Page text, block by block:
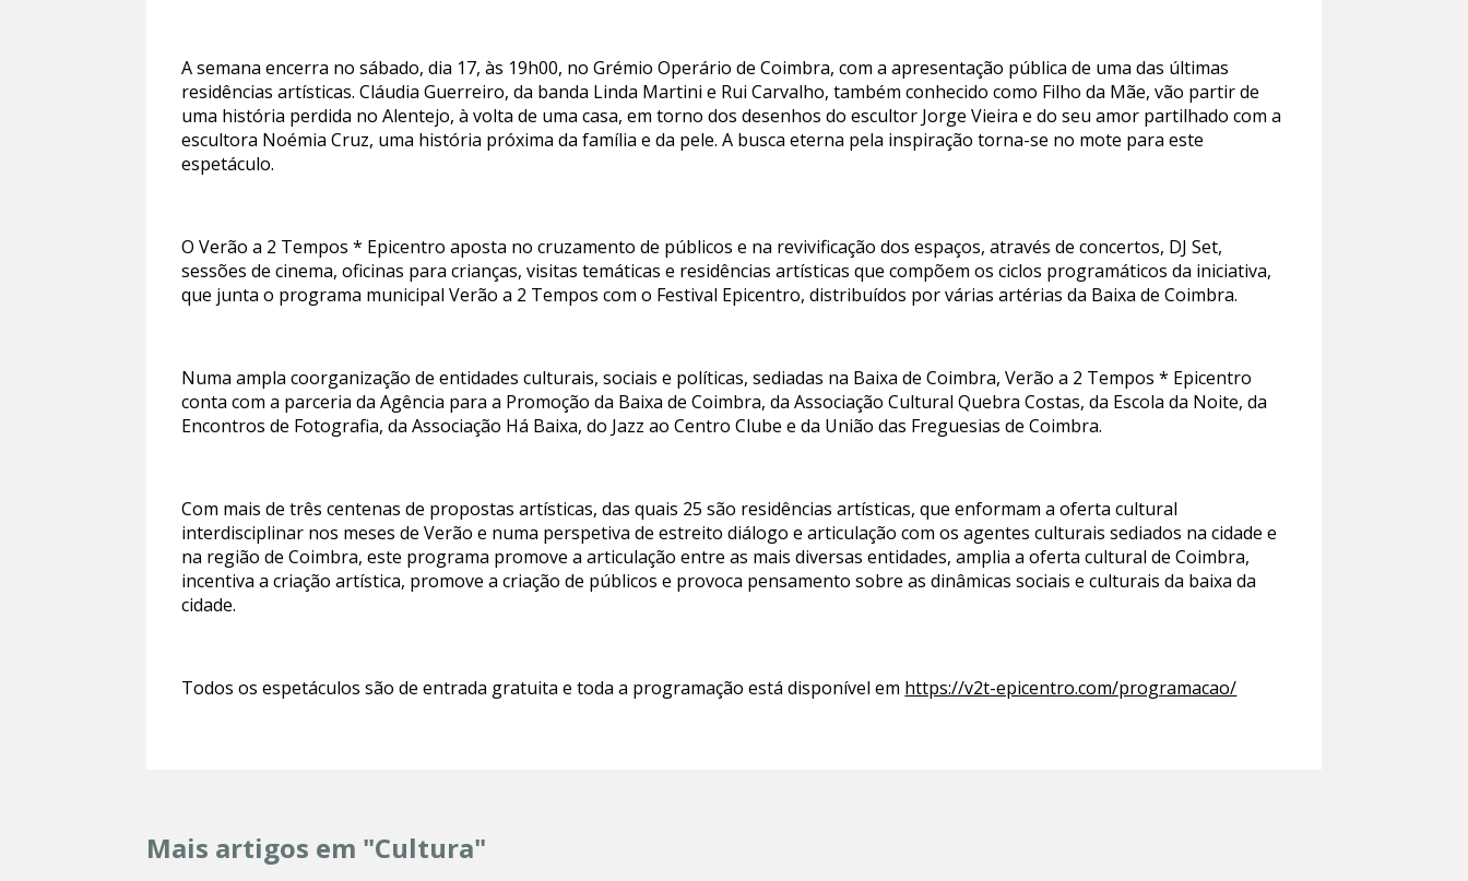
A semana encerra no sábado, dia 17, às 19h00, no Grémio Operário de Coimbra, com a apresentação pública de uma das últimas
residências artísticas. Cláudia Guerreiro, da banda Linda Martini e Rui Carvalho, também conhecido como Filho da Mãe, vão partir de
uma história perdida no Alentejo, à volta de uma casa, em torno dos desenhos do escultor Jorge Vieira e do seu amor partilhado com a
escultora Noémia Cruz, uma história próxima da família e da pele. A busca eterna pela inspiração torna-se no mote para este
espetáculo.
O Verão a 2 Tempos * Epicentro aposta no cruzamento de públicos e na revivificação dos espaços, através de concertos, DJ Set,
sessões de cinema, oficinas para crianças, visitas temáticas e residências artísticas que compõem os ciclos programáticos da iniciativa,
que junta o programa municipal Verão a 2 Tempos com o Festival Epicentro, distribuídos por várias artérias da Baixa de Coimbra.
Numa ampla coorganização de entidades culturais, sociais e políticas, sediadas na Baixa de Coimbra, Verão a 2 Tempos * Epicentro
conta com a parceria da Agência para a Promoção da Baixa de Coimbra, da Associação Cultural Quebra Costas, da Escola da Noite, da
Encontros de Fotografia, da Associação Há Baixa, do Jazz ao Centro Clube e da União das Freguesias de Coimbra.
Com mais de três centenas de propostas artísticas, das quais 25 são residências artísticas, que enformam a oferta cultural
interdisciplinar nos meses de Verão e numa perspetiva de estreito diálogo e articulação com os agentes culturais sediados na cidade e
na região de Coimbra, este programa promove a articulação entre as mais diversas entidades, amplia a oferta cultural de Coimbra,
incentiva a criação artística, promove a criação de públicos e provoca pensamento sobre as dinâmicas sociais e culturais da baixa da
cidade.
Todos os espetáculos são de entrada gratuita e toda a programação está disponível em https://v2t-epicentro.com/programacao/
Mais artigos em "Cultura"